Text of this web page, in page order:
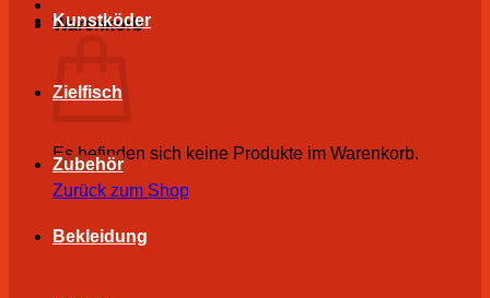
Warenkorb
Es befinden sich keine Produkte im Warenkorb.
Zurück zum Shop
Kunstköder
Zielfisch
Zubehör
Bekleidung